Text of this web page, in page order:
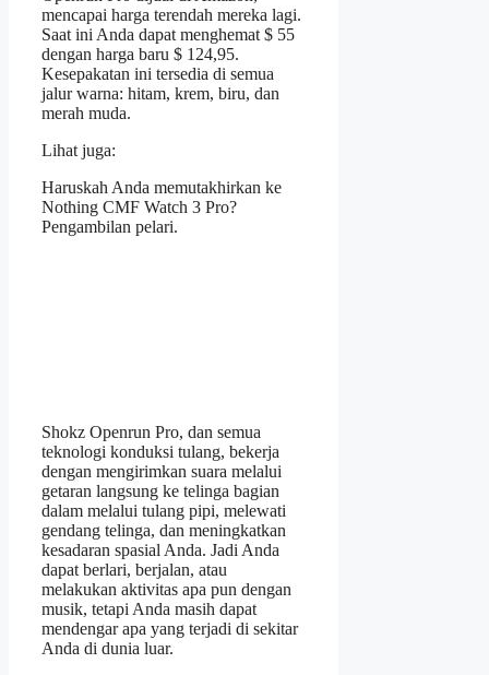
mencapai harga terendah mereka lagi.
Saat ini Anda dapat menghemat $ 55
dengan harga baru $ 124,95.
Kesepakatan ini tersedia di semua
jalur warna: hitam, krem, biru, dan
merah muda.
Lihat juga:
Haruskah Anda memutakhirkan ke
Nothing CMF Watch 3 Pro?
Pengambilan pelari.
Shokz Openrun Pro, dan semua
teknologi konduksi tulang, bekerja
dengan mengirimkan suara melalui
getaran langsung ke telinga bagian
dalam melalui tulang pipi, melewati
gendang telinga, dan meningkatkan
kesadaran spasial Anda. Jadi Anda
dapat berlari, berjalan, atau
melakukan aktivitas apa pun dengan
musik, tetapi Anda masih dapat
mendengar apa yang terjadi di sekitar
Anda di dunia luar.